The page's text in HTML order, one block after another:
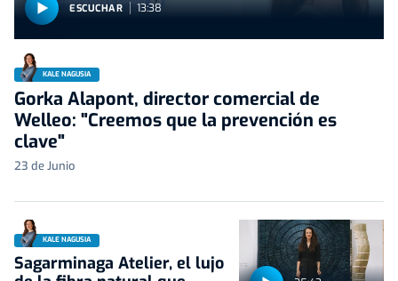
ESCUCHAR 13:38
KALE NAGUSIA
Gorka Alapont, director comercial de
Welleo: "Creemos que la prevención es
clave"
23 de Junio
KALE NAGUSIA
Sagarminaga Atelier, el lujo